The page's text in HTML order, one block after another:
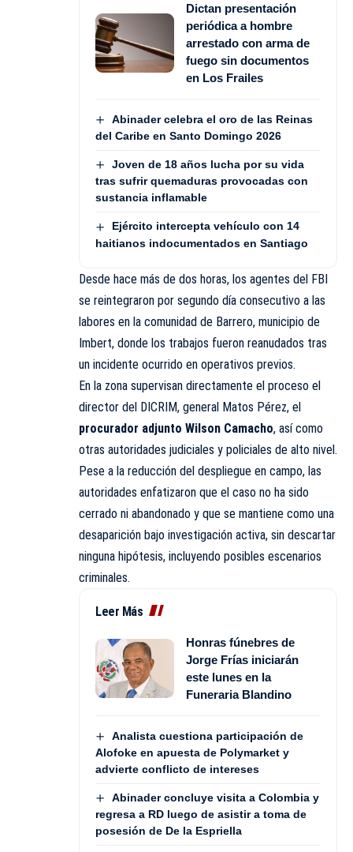
Dictan presentación
periódica a hombre
arrestado con arma de
fuego sin documentos
en Los Frailes
Abinader celebra el oro de las Reinas
del Caribe en Santo Domingo 2026
Joven de 18 años lucha por su vida
tras sufrir quemaduras provocadas con
sustancia inflamable
Ejército intercepta vehículo con 14
haitianos indocumentados en Santiago
Desde hace más de dos horas, los agentes del FBI
se reintegraron por segundo día consecutivo a las
labores en la comunidad de Barrero, municipio de
Imbert, donde los trabajos fueron reanudados tras
un incidente ocurrido en operativos previos.
En la zona supervisan directamente el proceso el
director del DICRIM, general Matos Pérez, el
procurador adjunto Wilson Camacho, así como
otras autoridades judiciales y policiales de alto nivel.
Pese a la reducción del despliegue en campo, las
autoridades enfatizaron que el caso no ha sido
cerrado ni abandonado y que se mantiene como una
desaparición bajo investigación activa, sin descartar
ninguna hipótesis, incluyendo posibles escenarios
criminales.
Leer Más
Honras fúnebres de
Jorge Frías iniciarán
este lunes en la
Funeraria Blandino
Analista cuestiona participación de
Alofoke en apuesta de Polymarket y
advierte conflicto de intereses
Abinader concluye visita a Colombia y
regresa a RD luego de asistir a toma de
posesión de De la Espriella